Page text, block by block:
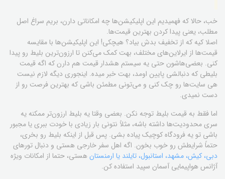
خب، حالا که فهمیدیم این اپلیکیشن‌ها چه امکاناتی دارن، بریم سراغ اصل
مطلب، یعنی پیدا کردن بهترین قیمت‌ها.
اصلا کیه که از تخفیف بدش بیاد؟ هیچکی! این اپلیکیشن‌ها با مقایسه
قیمت‌ها از ایرلاین‌های مختلف، بهت کمک می‌کنن تا ارزون‌ترین بلیط رو پیدا
کنی. بعضی‌هاشون حتی یه سیستم هشدار قیمت هم دارن که اگه قیمت
بلیطی که دنبالشی پایین اومد، بهت خبر میده. اینجوری دیگه لازم نیست
هی سایت‌ها رو چک کنی و می‌تونی مطمئن باشی که بهترین فرصت رو از
دست نمیدی.
اما فقط به قیمت بلیط توجه نکن. بعضی وقتا یه بلیط ارزون‌تر ممکنه یه
سری محدودیت‌ها داشته باشه، مثلاً نتونی بار زیادی با خودت ببری یا مجبور
باشی تو یه فرودگاه کوچیک پیاده بشی. پس قبل از اینکه بلیط رو بخری،
حتماً شرایطش رو خوب بخون. اگه اهل سفر خارجی هستی و دنبال تورهای
دبی، کیش، مشهد، استانبول، تایلند یا ارمنستان هستی، حتما از امکانات ویژه
آژانس هواپیمایی آسمان سپید استفاده کن.